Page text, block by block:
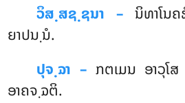
ວິສ຺ສຊ຺ຊນາ –ນິທາໂນຄ
ຍາປນ຺ນໍ.
ປຸຈ຺ຉາ –ກຕເມນ ອາວຸໂ
ອາຄຈ຺ຉຕິ.